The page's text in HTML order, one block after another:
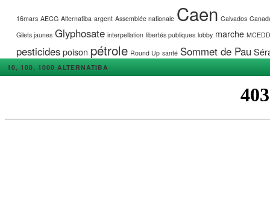
16mars AECG Alternatiba argent Assemblée nationale Caen Calvados
Gilets jaunes Glyphosate interpellation libertés publiques lobby marche MCEDD
pesticidespoison pétrole Round Up santé Sommet de Pau
10, 100, 1000 ALTERNATIBA